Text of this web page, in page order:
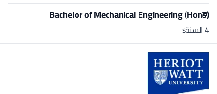
Bachelor of Mechanical Engineering (Hons)
4 السنةs